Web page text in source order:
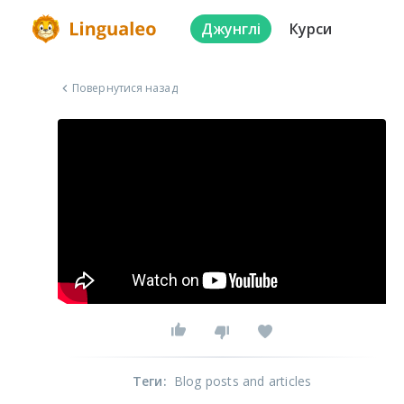
Джунглі Курси
Повернутися назад
Теги: Blog posts and articles